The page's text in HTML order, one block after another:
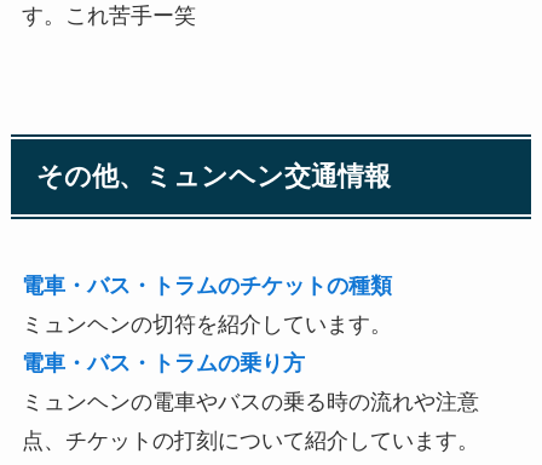
す。これ苦手ー笑
その他、ミュンヘン交通情報
電車・バス・トラムのチケットの種類
ミュンヘンの切符を紹介しています。
電車・バス・トラムの乗り方
ミュンヘンの電車やバスの乗る時の流れや注意
点、チケットの打刻について紹介しています。